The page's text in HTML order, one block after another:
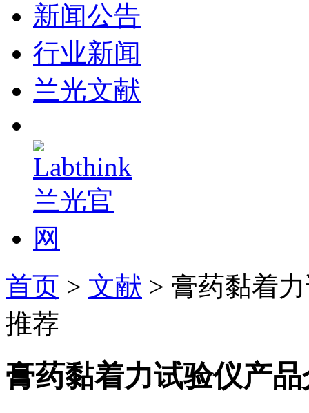
新闻公告
行业新闻
兰光文献
首页 > 文献 > 膏药黏着
推荐
膏药黏着力试验仪产